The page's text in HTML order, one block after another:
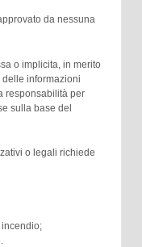
da nessuna
o implicita, in merito
delle informazioni
responsabilità per
sulla base del
o legali richiede